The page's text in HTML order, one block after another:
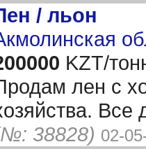
/ льон
KZT/
лен с
Все
38828) 02-